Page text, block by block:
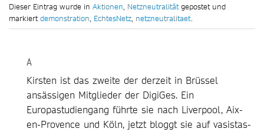
Dieser Eintrag wurde in Aktionen, Netzneutralitätgepostet und
markiertdemonstration, EchtesNetz, netzneutralitaet.
A
Kirsten ist das zweite der derzeit in Brüssel
ansässigen Mitglieder der DigiGes. Ein
Europastudiengang führte sie nach Liverpool, Aix-
en-Provence und Köln, jetzt bloggt sie auf vasistas-